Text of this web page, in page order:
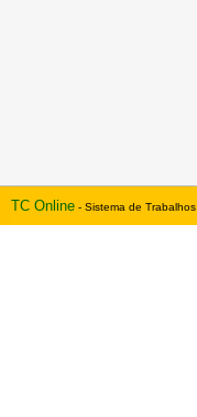
TC Online - Sistema de